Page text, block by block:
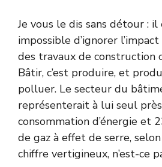
Je vous le dis sans détour : il
impossible d’ignorer
des travaux de construction
Bâtir, c’est produire, et
polluer. Le secteur du
représenterait à lui seul
consommation d’énergie et
de gaz à effet de serre, selon
chiffre vertigineux, n’est-ce